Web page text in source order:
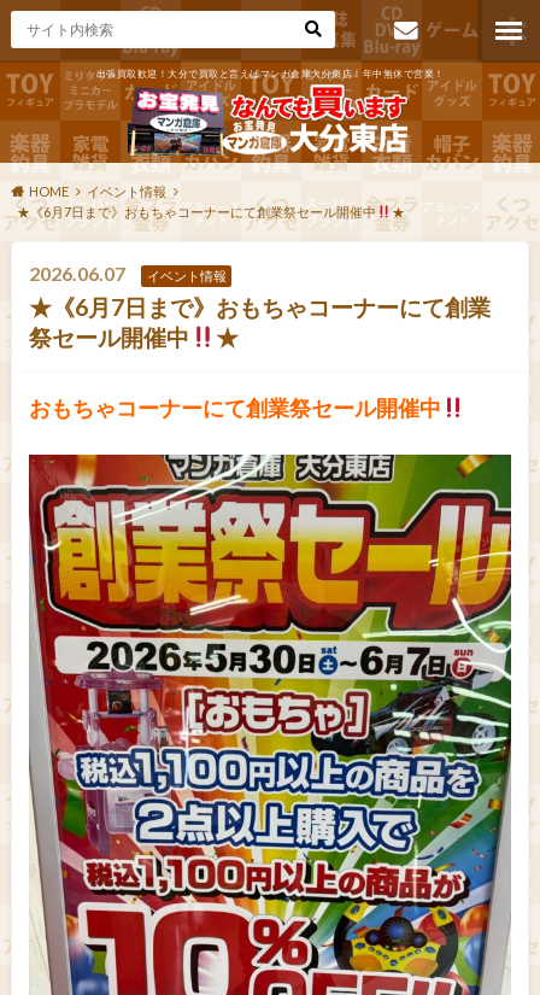
出張買取歓迎！大分で買取と言えばマンガ倉庫大分東店！年中無休で営業！
お問い合わ
せ
HOME
イベント情報
★《6月7日まで》おもちゃコーナーにて創業祭セール開催中
★
2026.06.07 イベント情報
★《6月7日まで》おもちゃコーナーにて創業
祭セール開催中
★
おもちゃコーナーにて創業祭セール開催中